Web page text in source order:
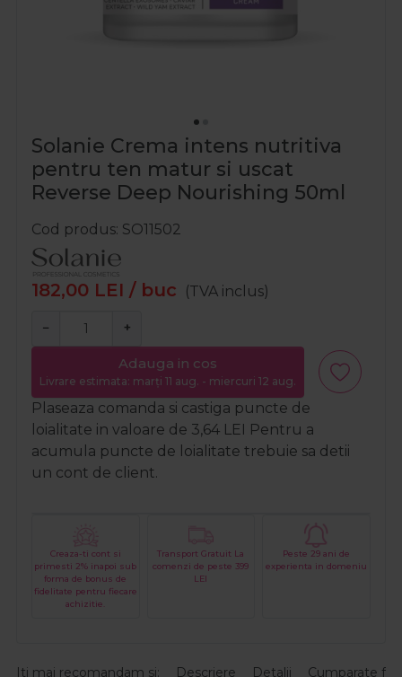
Solanie Crema intens nutritiva
pentru ten matur si uscat
Reverse Deep Nourishing 50ml
Cod produs SO11502
182,00 LEI / buc (TVA inclus)
− +
Adauga in cos
Livrare estimata: marți 11 aug. - miercuri 12 aug.
Plaseaza comanda si castiga puncte de
loialitate in valoare de 3,64 LEI Pentru a
acumula puncte de loialitate trebuie sa detii
un cont de client.
Creaza-ti cont si
primesti 2% inapoi sub
forma de bonus de
fidelitate pentru fiecare
achizitie.
Transport Gratuit La
comenzi de peste 399
LEI
Peste 29 ani de
experienta in domeniu
Iti mai recomandam si: Descriere Detalii Cumparate